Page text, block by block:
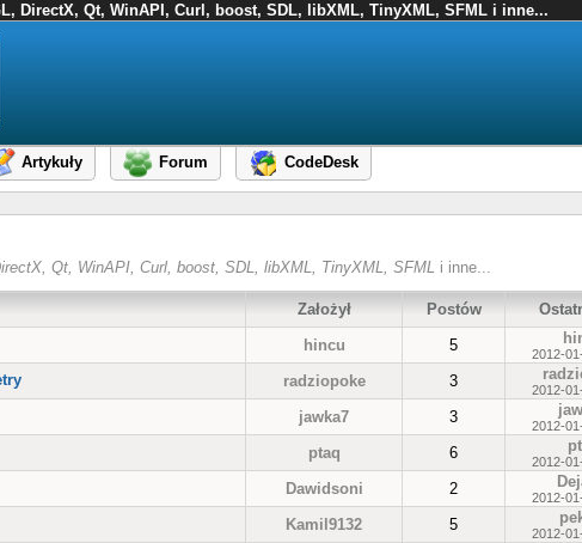
DirectX, Qt, WinAPI, Curl, boost, SDL, libXML, TinyXML, SFML i inne...
Artykuły Forum
CodeDesk
Qt, WinAPI, Curl, boost, SDL, libXML, TinyXML, SFML i inne...
Założył Postów
hincu 5 2012-
radziopoke 3 2012-
jawka7 3 2012-
ptaq 6 2012-
Dawidsoni 2 2012-
Kamil9132 5 2012-